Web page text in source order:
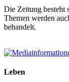
Die Zeitung besteht
Themen werden
behandelt.
Leben